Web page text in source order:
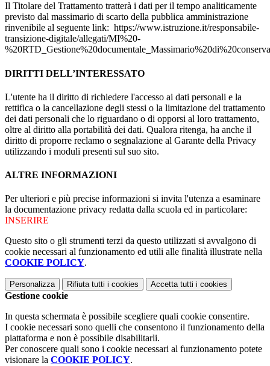
Il Titolare del Trattamento tratterà i dati per il tempo analiticamente
previsto dal massimario di scarto della pubblica amministrazione
rinvenibile al seguente link: https://www.istruzione.it/responsabile-
transizione-digitale/allegati/MI%20-
DIRITTI DELL’INTERESSATO
L'utente ha il diritto di richiedere l'accesso ai dati personali e la
rettifica o la cancellazione degli stessi o la limitazione del trattamento
dei dati personali che lo riguardano o di opporsi al loro trattamento,
oltre al diritto alla portabilità dei dati. Qualora ritenga, ha anche il
diritto di proporre reclamo o segnalazione al Garante della Privacy
utilizzando i moduli presenti sul suo sito.
ALTRE INFORMAZIONI
Per ulteriori e più precise informazioni si invita l'utenza a esaminare
la documentazione privacy redatta dalla scuola ed in particolare:
INSERIRE
Questo sito o gli strumenti terzi da questo utilizzati si avvalgono di
cookie necessari al funzionamento ed utili alle finalità illustrate nella
COOKIE POLICY.
Personalizza Rifiuta tutti i cookies Accetta tutti i cookies
Gestione cookie
In questa schermata è possibile scegliere quali cookie consentire.
I cookie necessari sono quelli che consentono il funzionamento della
piattaforma e non è possibile disabilitarli.
Per conoscere quali sono i cookie necessari al funzionamento potete
visionare la COOKIE POLICY.